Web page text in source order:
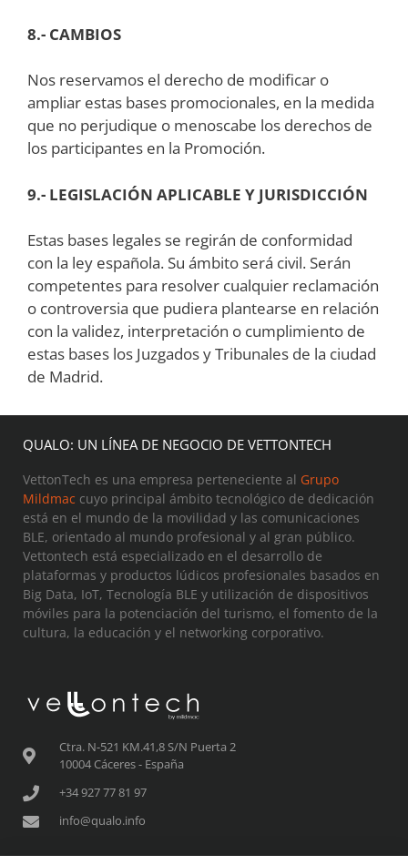
8.- CAMBIOS
Nos reservamos el derecho de modificar o
ampliar estas bases promocionales, en la medida
que no perjudique o menoscabe los derechos de
los participantes en la Promoción.
9.- LEGISLACIÓN APLICABLE Y JURISDICCIÓN
Estas bases legales se regirán de conformidad
con la ley española. Su ámbito será civil. Serán
competentes para resolver cualquier reclamación
o controversia que pudiera plantearse en relación
con la validez, interpretación o cumplimiento de
estas bases los Juzgados y Tribunales de la ciudad
de Madrid.
QUALO: UN LÍNEA DE NEGOCIO DE VETTONTECH
VettonTech es una empresa perteneciente al Grupo
Mildmac cuyo principal ámbito tecnológico de dedicación
está en el mundo de la movilidad y las comunicaciones
BLE, orientado al mundo profesional y al gran público.
Vettontech está especializado en el desarrollo de
plataformas y productos lúdicos profesionales basados en
Big Data, IoT, Tecnología BLE y utilización de dispositivos
móviles para la potenciación del turismo, el fomento de la
cultura, la educación y el networking corporativo.
Ctra. N-521 KM.41,8 S/N Puerta 2
10004 Cáceres - España
+34 927 77 81 97
info@qualo.info